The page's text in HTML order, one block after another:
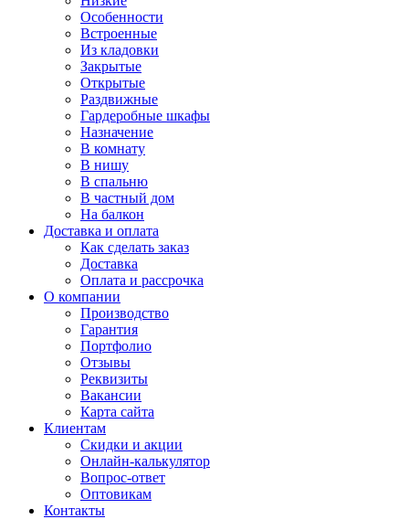
Особенности
Встроенные
Из кладовки
Закрытые
Открытые
Раздвижные
Гардеробные шкафы
Назначение
В комнату
В нишу
В спальню
В частный дом
На балкон
Доставка и оплата
Как сделать заказ
Доставка
Оплата и рассрочка
О компании
Производство
Гарантия
Портфолио
Отзывы
Реквизиты
Вакансии
Карта сайта
Клиентам
Скидки и акции
Онлайн-калькулятор
Вопрос-ответ
Оптовикам
Контакты